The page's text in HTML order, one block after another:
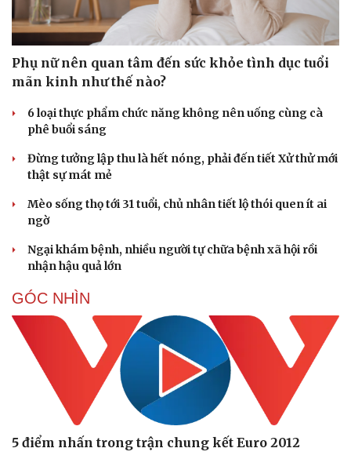
Du lịch
Tư vấn
Săn Tour
check-in
Podcast
Câu chuyện thời sự
Đọc truyện đêm khuya
Cửa sổ tình yêu
Kể chuyện cho bé
Phụ nữ nên quan tâm đến sức khỏe tình dục tuổi
mãn kinh như thế nào?
6 loại thực phẩm chức năng không nên uống cùng cà
phê buổi sáng
Đừng tưởng lập thu là hết nóng, phải đến tiết Xử thử mới
thật sự mát mẻ
Mèo sống thọ tới 31 tuổi, chủ nhân tiết lộ thói quen ít ai
ngờ
Ngại khám bệnh, nhiều người tự chữa bệnh xã hội rồi
nhận hậu quả lớn
GÓC NHÌN
5 điểm nhấn trong trận chung kết Euro 2012